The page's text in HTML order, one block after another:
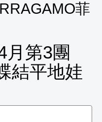
菲
月第3團
結平地娃